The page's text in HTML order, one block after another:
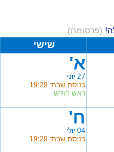
(פרסומת)
שישי
א'
27 יוני
כניסת שבת: 19:29
ראש חודש
ח'
04 יולי
כניסת שבת: 19:29